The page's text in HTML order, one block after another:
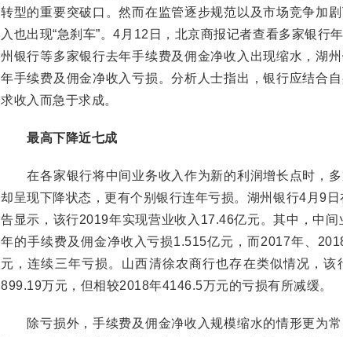
转型的重要突破口。然而在监管逐步规范以及市场竞争加
入也出现“急刹车”。4月12日，北京商报记者查看多家银行
州银行等多家银行去年手续费及佣金净收入出现缩水，湖
年手续费及佣金净收入亏损。分析人士指出，银行应结合
求收入而急于求成。
最高下降近七成
在各家银行将中间业务收入作为新的利润增长点时，多
却呈现下降状态，更有个别银行连年亏损。湖州银行4月9
告显示，该行2019年实现营业收入17.46亿元。其中，中
年的手续费及佣金净收入亏损1.515亿元，而2017年、
元，连续三年亏损。山西清徐农商行也存在类似情况，
899.19万元，但相较2018年4146.5万元的亏损有所减缓。
除亏损外，手续费及佣金净收入规模缩水的情形更为常